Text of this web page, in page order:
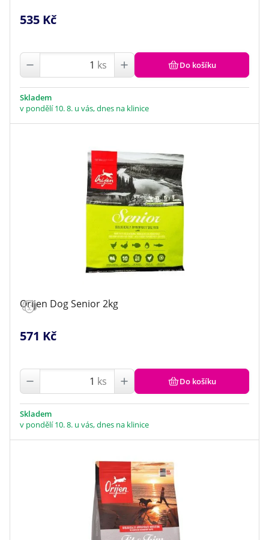
535 Kč
ks Do košíku
Skladem
v pondělí 10. 8. u vás, dnes na klinice
Orijen Dog Senior 2kg
571 Kč
ks Do košíku
Skladem
v pondělí 10. 8. u vás, dnes na klinice